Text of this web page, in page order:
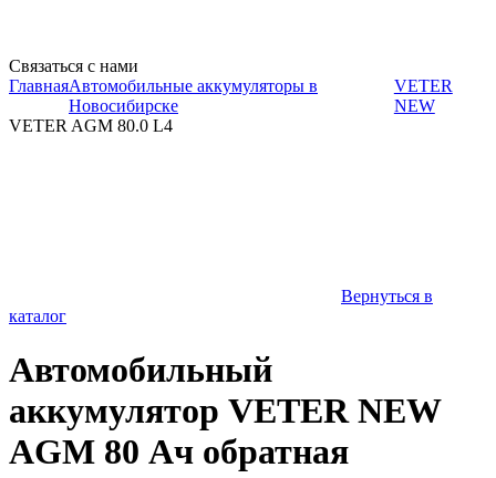
Связаться с нами
ГлавнаяАвтомобильные аккумуляторы в
Новосибирске
VETER
NEW
VETER AGM 80.0 L4
Вернуться в
каталог
Автомобильный
аккумулятор VETER NEW
AGM 80 Ач обратная